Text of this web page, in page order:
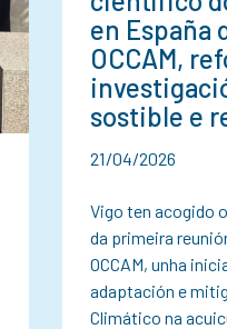
en España
OCCAM,
sostible e
21/04/2026
Vigo ten acogido
da primeira
OCCAM, unha
adaptación e
Climático na